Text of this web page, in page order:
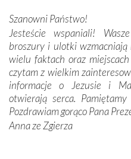
budowniczych.
Podążyliśmy też śladami
dos Santos oraz świętych
Modliliśmy się przy ich
Krzyżową w ich
domy, w których żyli.
W miejscu objawień
Szanowni Państwo!
Jesteście wspaniali!
broszury i ulotki
wielu faktach oraz
czytam z wielkim
informacje o Jezusie i
otwierają serca.
Pozdrawiam gorąco Pana
Anna ze Zgierza